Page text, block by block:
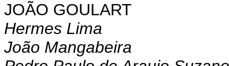
JOÃO GOULART
Hermes Lima
João Mangabeira